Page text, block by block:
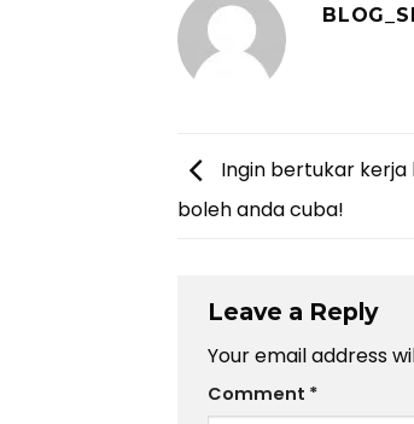
Ingin bertukar kerja
boleh anda cuba!
Leave a Reply
Your email address
Comment *